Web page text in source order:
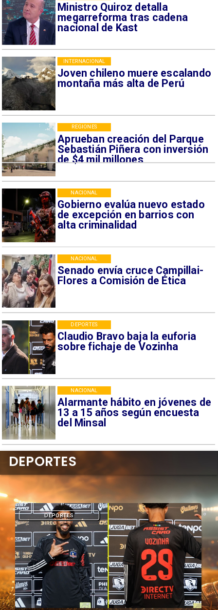
Ministro Quiroz detalla
megarreforma tras cadena
nacional de Kast
Joven chileno muere escalando
montaña más alta de Perú
INTERNACIONAL
Aprueban creación del Parque
Sebastián Piñera con inversión
de $4 mil millones
REGIONES
Gobierno evalúa nuevo estado
de excepción en barrios con
alta criminalidad
NACIONAL
Senado envía cruce Campillai-
Flores a Comisión de Ética
NACIONAL
Claudio Bravo baja la euforia
sobre fichaje de Vozinha
DEPORTES
Alarmante hábito en jóvenes de
13 a 15 años según encuesta
del Minsal
NACIONAL
DEPORTES
DEPORTES